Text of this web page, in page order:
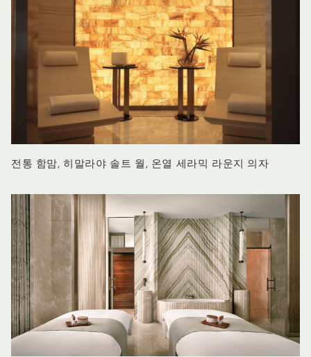
전통 함맘, 히말라야 솔트 월, 온열 세라믹 라운지 의자